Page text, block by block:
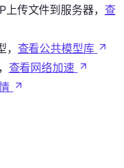
传文件到服务器， 查
查看公共模型库
查看网络加速